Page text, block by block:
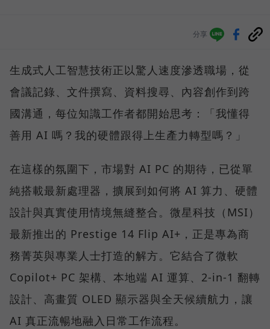
分享
生成式人工智慧技術正以驚人速度滲透職場，從
會議記錄、文件撰寫、資料搜尋、內容創作到跨
國溝通，每位知識工作者都開始思考：「我懂得
善用 AI 嗎？我的硬體跟得上生產力轉型嗎？」
在這樣的氛圍下，市場對 AI PC 的期待，已從單
純搭載最新處理器，擴展到如何將 AI 算力、硬體
設計與真實使用情境無縫整合。微星科技（MSI）
最新推出的 Prestige 14 Flip AI+，正是專為商
務菁英與專業人士打造的解方。它結合了微軟
Copilot+ PC 架構、本地端 AI 運算、2-in-1 翻轉
設計、高畫質 OLED 顯示器與全天候續航力，讓
AI 真正流暢地融入日常工作流程。